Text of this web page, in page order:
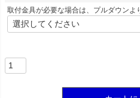
(
必
取付金具が必要な場合は、プルダウンよ